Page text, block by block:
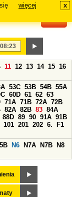
więcej x
11 12 13 14 15 16
53C 53B 54B 55A
60D 61 62 63
71A 71B 72A 72B
82A 82B 83 84A
88D 89 90 91A 91B
101 201 202 6.
F1
N6 N7A N7B
N8